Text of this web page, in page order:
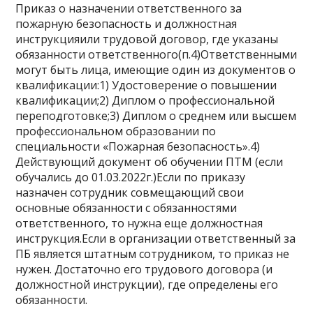
Приказ о назначении ответственного за
пожарную безопасность и должностная
инструкцияили трудовой договор, где указаны
обязанности ответственного(п.4)Ответственными
могут быть лица, имеющие один из документов о
квалификации:1) Удостоверение о повышении
квалификации;2) Диплом о профессиональной
переподготовке;3) Диплом о среднем или высшем
профессиональном образовании по
специальности «Пожарная безопасность».4)
Действующий документ об обучении ПТМ (если
обучались до 01.03.2022г.)Если по приказу
назначен сотрудник совмещающий свои
основные обязанности с обязанностями
ответственного, то нужна еще должностная
инструкция.Если в организации ответственный за
ПБ является штатным сотрудником, то приказ не
нужен. Достаточно его трудового договора (и
должностной инструкции), где определены его
обязанности.